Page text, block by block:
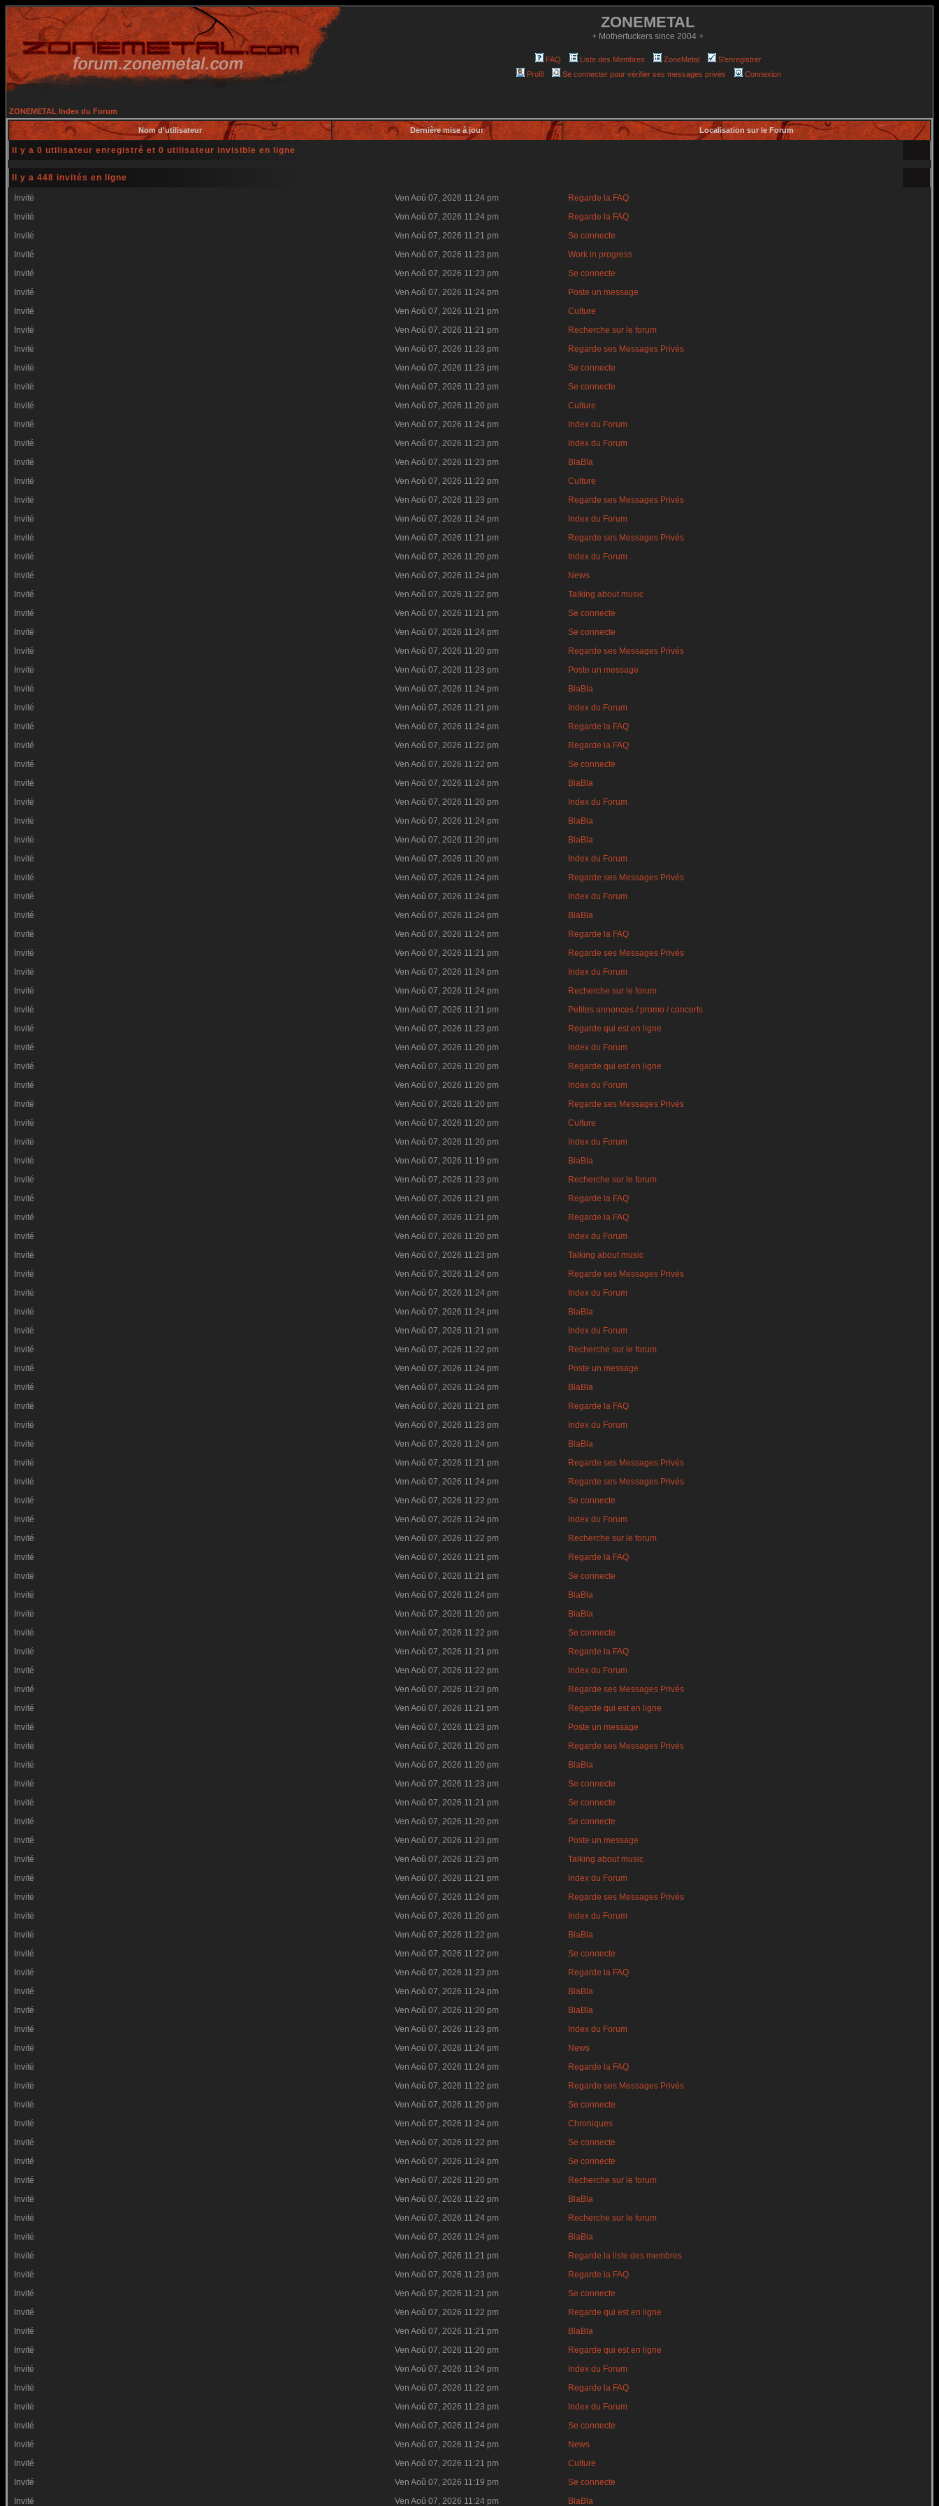
ZONEMETAL
+ Motherfuckers since 2004 +
FAQ Liste des Membres ZoneMetal
S'enregistrer
Profil
Se connecter pour vérifier ses messages privés Connexion
ZONEMETAL Index du Forum
Nom d'utilisateur Dernière mise à jour Localisation sur le Forum
Il y a 0 utilisateur enregistré et 0 utilisateur invisible en ligne
Il y a 448 invités en ligne
Invité Ven Aoû 07, 2026 11:24 pm
Regarde la FAQ
Invité
Ven Aoû 07, 2026 11:24 pm
Regarde la FAQ
Invité
Ven Aoû 07, 2026 11:21 pm
Se connecte
Invité
Ven Aoû 07, 2026 11:23 pm
Work in progress
Invité
Ven Aoû 07, 2026 11:23 pm
Se connecte
Invité
Ven Aoû 07, 2026 11:24 pm
Poste un message
Invité
Ven Aoû 07, 2026 11:21 pm
Culture
Invité
Ven Aoû 07, 2026 11:21 pm
Recherche sur le forum
Invité
Ven Aoû 07, 2026 11:23 pm
Regarde ses Messages Privés
Invité
Ven Aoû 07, 2026 11:23 pm
Se connecte
Invité
Ven Aoû 07, 2026 11:23 pm
Se connecte
Invité
Ven Aoû 07, 2026 11:20 pm
Culture
Invité
Ven Aoû 07, 2026 11:24 pm
Index du Forum
Invité
Ven Aoû 07, 2026 11:23 pm
Index du Forum
Invité
Ven Aoû 07, 2026 11:23 pm
BlaBla
Invité
Ven Aoû 07, 2026 11:22 pm
Culture
Invité
Ven Aoû 07, 2026 11:23 pm
Regarde ses Messages Privés
Invité
Ven Aoû 07, 2026 11:24 pm
Index du Forum
Invité
Ven Aoû 07, 2026 11:21 pm
Regarde ses Messages Privés
Invité
Ven Aoû 07, 2026 11:20 pm
Index du Forum
Invité
Ven Aoû 07, 2026 11:24 pm
News
Invité
Ven Aoû 07, 2026 11:22 pm
Talking about music
Invité
Ven Aoû 07, 2026 11:21 pm
Se connecte
Invité
Ven Aoû 07, 2026 11:24 pm
Se connecte
Invité
Ven Aoû 07, 2026 11:20 pm
Regarde ses Messages Privés
Invité
Ven Aoû 07, 2026 11:23 pm
Poste un message
Invité
Ven Aoû 07, 2026 11:24 pm
BlaBla
Invité
Ven Aoû 07, 2026 11:21 pm
Index du Forum
Invité
Ven Aoû 07, 2026 11:24 pm
Regarde la FAQ
Invité
Ven Aoû 07, 2026 11:22 pm
Regarde la FAQ
Invité
Ven Aoû 07, 2026 11:22 pm
Se connecte
Invité
Ven Aoû 07, 2026 11:24 pm
BlaBla
Invité
Ven Aoû 07, 2026 11:20 pm
Index du Forum
Invité
Ven Aoû 07, 2026 11:24 pm
BlaBla
Invité
Ven Aoû 07, 2026 11:20 pm
BlaBla
Invité
Ven Aoû 07, 2026 11:20 pm
Index du Forum
Invité
Ven Aoû 07, 2026 11:24 pm
Regarde ses Messages Privés
Invité
Ven Aoû 07, 2026 11:24 pm
Index du Forum
Invité
Ven Aoû 07, 2026 11:24 pm
BlaBla
Invité
Ven Aoû 07, 2026 11:24 pm
Regarde la FAQ
Invité
Ven Aoû 07, 2026 11:21 pm
Regarde ses Messages Privés
Invité
Ven Aoû 07, 2026 11:24 pm
Index du Forum
Invité
Ven Aoû 07, 2026 11:24 pm
Recherche sur le forum
Invité
Ven Aoû 07, 2026 11:21 pm
Petites annonces / promo / concerts
Invité
Ven Aoû 07, 2026 11:23 pm
Regarde qui est en ligne
Invité
Ven Aoû 07, 2026 11:20 pm
Index du Forum
Invité
Ven Aoû 07, 2026 11:20 pm
Regarde qui est en ligne
Invité
Ven Aoû 07, 2026 11:20 pm
Index du Forum
Invité
Ven Aoû 07, 2026 11:20 pm
Regarde ses Messages Privés
Invité
Ven Aoû 07, 2026 11:20 pm
Culture
Invité
Ven Aoû 07, 2026 11:20 pm
Index du Forum
Invité
Ven Aoû 07, 2026 11:19 pm
BlaBla
Invité
Ven Aoû 07, 2026 11:23 pm
Recherche sur le forum
Invité
Ven Aoû 07, 2026 11:21 pm
Regarde la FAQ
Invité
Ven Aoû 07, 2026 11:21 pm
Regarde la FAQ
Invité
Ven Aoû 07, 2026 11:20 pm
Index du Forum
Invité
Ven Aoû 07, 2026 11:23 pm
Talking about music
Invité
Ven Aoû 07, 2026 11:24 pm
Regarde ses Messages Privés
Invité
Ven Aoû 07, 2026 11:24 pm
Index du Forum
Invité
Ven Aoû 07, 2026 11:24 pm
BlaBla
Invité
Ven Aoû 07, 2026 11:21 pm
Index du Forum
Invité
Ven Aoû 07, 2026 11:22 pm
Recherche sur le forum
Invité
Ven Aoû 07, 2026 11:24 pm
Poste un message
Invité
Ven Aoû 07, 2026 11:24 pm
BlaBla
Invité
Ven Aoû 07, 2026 11:21 pm
Regarde la FAQ
Invité
Ven Aoû 07, 2026 11:23 pm
Index du Forum
Invité
Ven Aoû 07, 2026 11:24 pm
BlaBla
Invité
Ven Aoû 07, 2026 11:21 pm
Regarde ses Messages Privés
Invité
Ven Aoû 07, 2026 11:24 pm
Regarde ses Messages Privés
Invité
Ven Aoû 07, 2026 11:22 pm
Se connecte
Invité
Ven Aoû 07, 2026 11:24 pm
Index du Forum
Invité
Ven Aoû 07, 2026 11:22 pm
Recherche sur le forum
Invité
Ven Aoû 07, 2026 11:21 pm
Regarde la FAQ
Invité
Ven Aoû 07, 2026 11:21 pm
Se connecte
Invité
Ven Aoû 07, 2026 11:24 pm
BlaBla
Invité
Ven Aoû 07, 2026 11:20 pm
BlaBla
Invité
Ven Aoû 07, 2026 11:22 pm
Se connecte
Invité
Ven Aoû 07, 2026 11:21 pm
Regarde la FAQ
Invité
Ven Aoû 07, 2026 11:22 pm
Index du Forum
Invité
Ven Aoû 07, 2026 11:23 pm
Regarde ses Messages Privés
Invité
Ven Aoû 07, 2026 11:21 pm
Regarde qui est en ligne
Invité
Ven Aoû 07, 2026 11:23 pm
Poste un message
Invité
Ven Aoû 07, 2026 11:20 pm
Regarde ses Messages Privés
Invité
Ven Aoû 07, 2026 11:20 pm
BlaBla
Invité
Ven Aoû 07, 2026 11:23 pm
Se connecte
Invité
Ven Aoû 07, 2026 11:21 pm
Se connecte
Invité
Ven Aoû 07, 2026 11:20 pm
Se connecte
Invité
Ven Aoû 07, 2026 11:23 pm
Poste un message
Invité
Ven Aoû 07, 2026 11:23 pm
Talking about music
Invité
Ven Aoû 07, 2026 11:21 pm
Index du Forum
Invité
Ven Aoû 07, 2026 11:24 pm
Regarde ses Messages Privés
Invité
Ven Aoû 07, 2026 11:20 pm
Index du Forum
Invité
Ven Aoû 07, 2026 11:22 pm
BlaBla
Invité
Ven Aoû 07, 2026 11:22 pm
Se connecte
Invité
Ven Aoû 07, 2026 11:23 pm
Regarde la FAQ
Invité
Ven Aoû 07, 2026 11:24 pm
BlaBla
Invité
Ven Aoû 07, 2026 11:20 pm
BlaBla
Invité
Ven Aoû 07, 2026 11:23 pm
Index du Forum
Invité
Ven Aoû 07, 2026 11:24 pm
News
Invité
Ven Aoû 07, 2026 11:24 pm
Regarde la FAQ
Invité
Ven Aoû 07, 2026 11:22 pm
Regarde ses Messages Privés
Invité
Ven Aoû 07, 2026 11:20 pm
Se connecte
Invité
Ven Aoû 07, 2026 11:24 pm
Chroniques
Invité
Ven Aoû 07, 2026 11:22 pm
Se connecte
Invité
Ven Aoû 07, 2026 11:24 pm
Se connecte
Invité
Ven Aoû 07, 2026 11:20 pm
Recherche sur le forum
Invité
Ven Aoû 07, 2026 11:22 pm
BlaBla
Invité
Ven Aoû 07, 2026 11:24 pm
Recherche sur le forum
Invité
Ven Aoû 07, 2026 11:24 pm
BlaBla
Invité
Ven Aoû 07, 2026 11:21 pm
Regarde la liste des membres
Invité
Ven Aoû 07, 2026 11:23 pm
Regarde la FAQ
Invité
Ven Aoû 07, 2026 11:21 pm
Se connecte
Invité
Ven Aoû 07, 2026 11:22 pm
Regarde qui est en ligne
Invité
Ven Aoû 07, 2026 11:21 pm
BlaBla
Invité
Ven Aoû 07, 2026 11:20 pm
Regarde qui est en ligne
Invité
Ven Aoû 07, 2026 11:24 pm
Index du Forum
Invité
Ven Aoû 07, 2026 11:22 pm
Regarde la FAQ
Invité
Ven Aoû 07, 2026 11:23 pm
Index du Forum
Invité
Ven Aoû 07, 2026 11:24 pm
Se connecte
Invité
Ven Aoû 07, 2026 11:24 pm
News
Invité
Ven Aoû 07, 2026 11:21 pm
Culture
Invité
Ven Aoû 07, 2026 11:19 pm
Se connecte
Invité
Ven Aoû 07, 2026 11:24 pm BlaBla